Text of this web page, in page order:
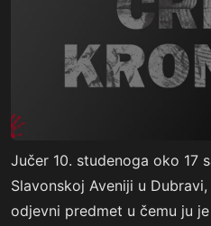
Jučer 10. studenoga oko 17
Slavonskoj Aveniji u
odjevni predmet u čemu ju